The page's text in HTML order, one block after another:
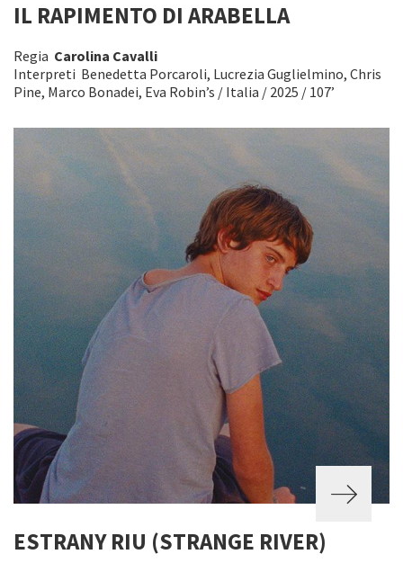
IL RAPIMENTO DI ARABELLA
Regia Carolina Cavalli
Interpreti Benedetta Porcaroli, Lucrezia Guglielmino, Chris
Pine, Marco Bonadei, Eva Robin’s / Italia / 2025 / 107’
ESTRANY RIU (STRANGE RIVER)